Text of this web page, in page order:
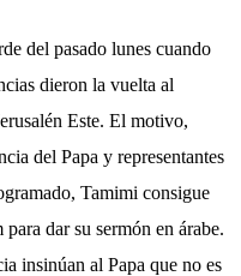
del pasado lunes cuando
dieron la vuelta al
Este. El motivo,
del Papa y representantes
Tamimi consigue
dar su sermón en árabe.
insinúan al Papa que no es